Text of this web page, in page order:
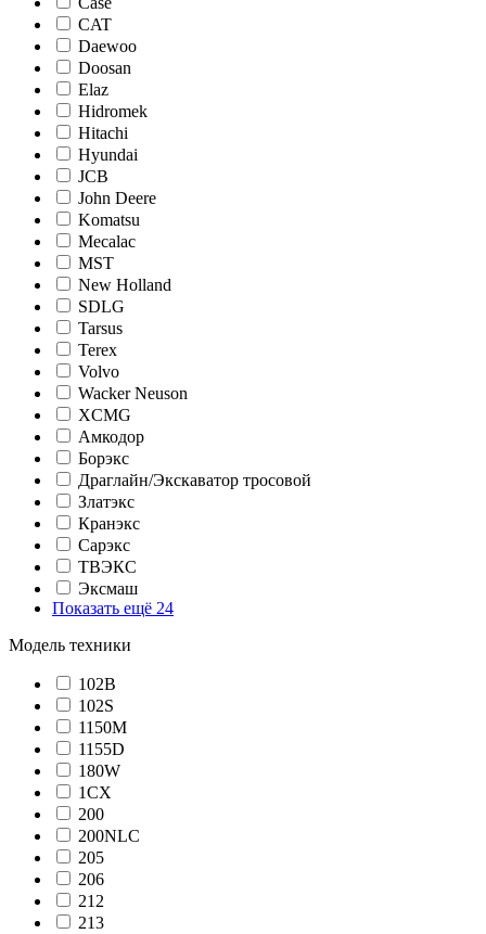
CAT
Daewoo
Doosan
Elaz
Hidromek
Hitachi
Hyundai
JCB
John Deere
Komatsu
Mecalac
MST
New Holland
SDLG
Tarsus
Terex
Volvo
Wacker Neuson
XCMG
Амкодор
Борэкс
Драглайн/Экскаватор тросовой
Златэкс
Кранэкс
Сарэкс
ТВЭКС
Эксмаш
Показать ещё 24
Модель техники
102B
102S
1150M
1155D
180W
1CX
200
200NLC
205
206
212
213